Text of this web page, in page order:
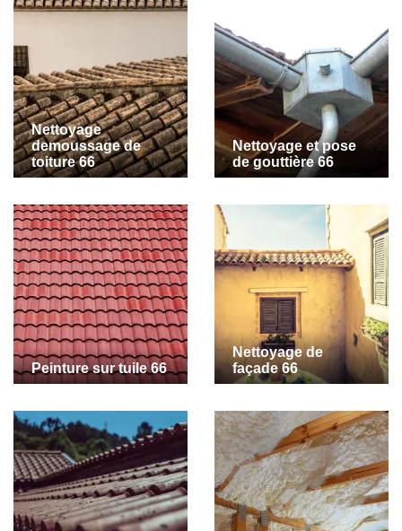
Nettoyage
demoussage de
toiture 66
Nettoyage et pose
de gouttière 66
Peinture sur tuile 66
Nettoyage de
façade 66